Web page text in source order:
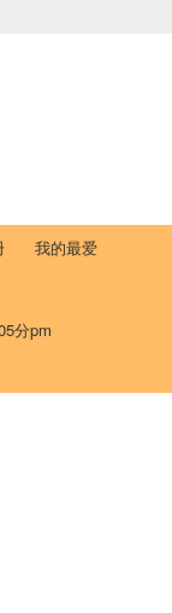
我的最爱
分pm